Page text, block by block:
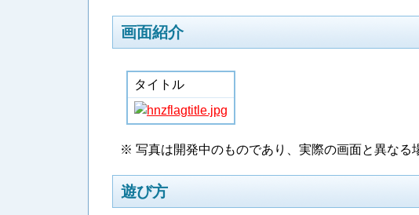
画面紹介
タイトル
※ 写真は開発中のものであり、実際の画面と異なる
遊び方